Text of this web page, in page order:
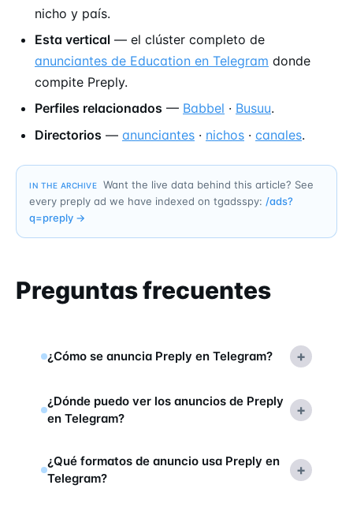
nicho y país.
Esta vertical — el clúster completo de
anunciantes de Education en Telegram donde
compite Preply.
Perfiles relacionados — Babbel · Busuu.
Directorios — anunciantes · nichos · canales.
IN THE ARCHIVE
Want the live data behind this article? See
every preply ad we have indexed on tgadsspy: /ads?
q=preply →
Preguntas frecuentes
¿Cómo se anuncia Preply en Telegram? +
¿Dónde puedo ver los anuncios de Preply
en Telegram?
+
¿Qué formatos de anuncio usa Preply en
Telegram?
+